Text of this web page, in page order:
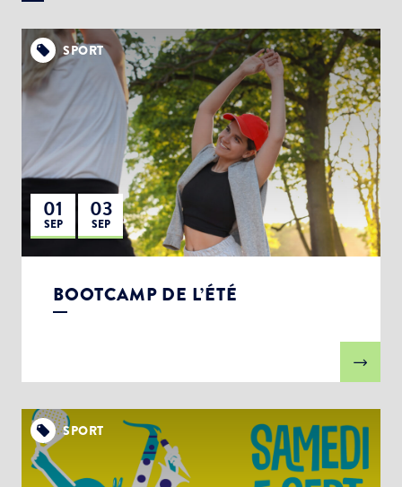
SPORT
01
SEP
03
SEP
BOOTCAMP DE L’ÉTÉ
SPORT